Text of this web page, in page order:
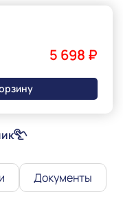
5 698 ₽
Документы